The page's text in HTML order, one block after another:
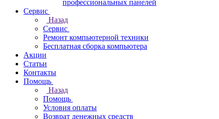
профессиональных панелей
Сервис
Назад
Сервис
Ремонт компьютерной техники
Бесплатная сборка компьютера
Акции
Статьи
Контакты
Помощь
Назад
Помощь
Условия оплаты
Возврат денежных средств